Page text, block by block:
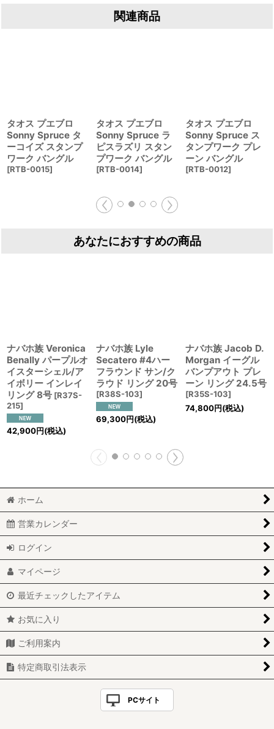
関連商品
タオス プエブロ
Sonny Spruce タ
ーコイズ スタンプ
ワーク バングル
[RTB-0015]
タオス プエブロ
Sonny Spruce ラ
ピスラズリ スタン
プワーク バングル
[RTB-0014]
タオス プエブロ
Sonny Spruce ス
タンプワーク プレ
ーン バングル
[RTB-0012]
あなたにおすすめの商品
ナバホ族 Veronica
Benally パープルオ
イスターシェル/ア
イボリー インレイ
リング 8号 [R37S-
215]
42,900円(税込)
ナバホ族 Lyle
Secatero #4ハー
フラウンド サン/ク
ラウド リング 20号
[R38S-103]
69,300円(税込)
ナバホ族 Jacob D.
Morgan イーグル
バンプアウト プレ
ーン リング 24.5号
[R35S-103]
74,800円(税込)
ホーム
営業カレンダー
ログイン
マイページ
最近チェックしたアイテム
お気に入り
ご利用案内
特定商取引法表示
PCサイト